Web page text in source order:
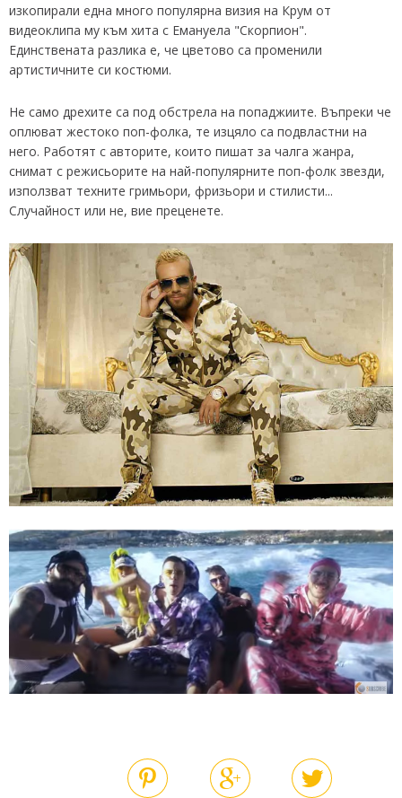
изкопирали една много популярна визия на Крум от
видеоклипа му към хита с Емануела "Скорпион".
Единствената разлика е, че цветово са променили
артистичните си костюми.
Не само дрехите са под обстрела на попаджиите. Въпреки че
оплюват жестоко поп-фолка, те изцяло са подвластни на
него. Работят с авторите, които пишат за чалга жанра,
снимат с режисьорите на най-популярните поп-фолк звезди,
използват техните гримьори, фризьори и стилисти...
Случайност или не, вие преценете.